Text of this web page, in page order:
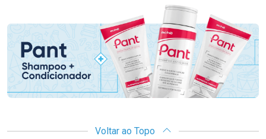
Promoção em Destaque
Voltar ao Topo